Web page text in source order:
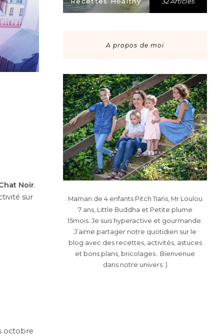
Noir.
sur
octobre
A propos de moi
Maman de 4 enfants Pitch 11ans, Mr Loulou
7 ans, Little Buddha et Petite plume
15mois. Je suis hyperactive et gourmande.
J’aime partager notre quotidien sur le
blog avec des recettes, activités, astuces
et bons plans, bricolages.. Bienvenue
dans notre univers :)